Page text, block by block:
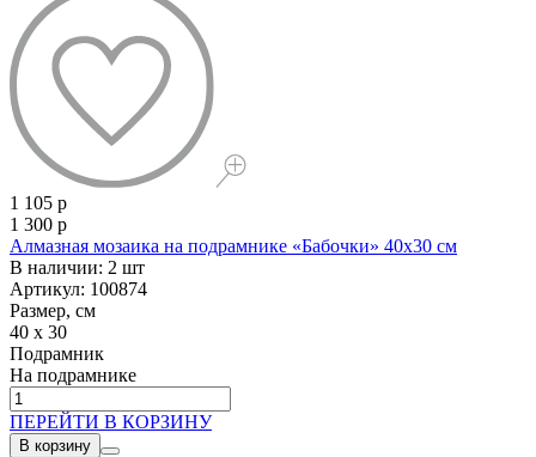
1 105 р
1 300 р
Алмазная мозаика на подрамнике «Бабочки» 40x30 см
В наличии: 2 шт
Артикул: 100874
Размер, см
40 x 30
Подрамник
На подрамнике
ПЕРЕЙТИ В КОРЗИНУ
В корзину